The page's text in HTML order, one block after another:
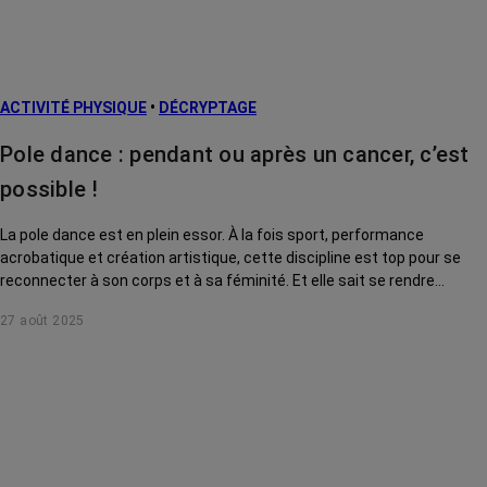
ACTIVITÉ PHYSIQUE • DÉCRYPTAGE
Pole dance : pendant ou après un cancer, c’est
possible !
La pole dance est en plein essor. À la fois sport, performance
acrobatique et création artistique, cette discipline est top pour se
reconnecter à son corps et à sa féminité. Et elle sait se rendre
Démonstration.
27 août 2025